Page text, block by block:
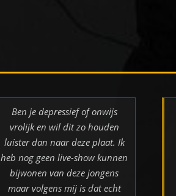
Ben je depressief of onwijs
vrolijk en wil dit zo houden
luister dan naar deze plaat. Ik
heb nog geen live-show kunnen
bijwonen van deze jongens
maar volgens mij is dat echt